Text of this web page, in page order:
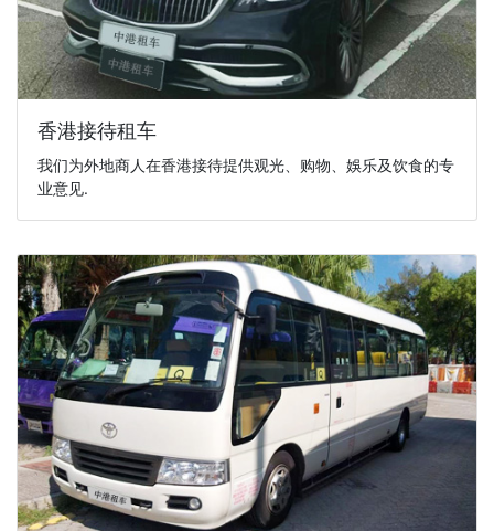
香港接待租车
我们为外地商人在香港接待提供观光、购物、娛乐及饮食的专
业意见.